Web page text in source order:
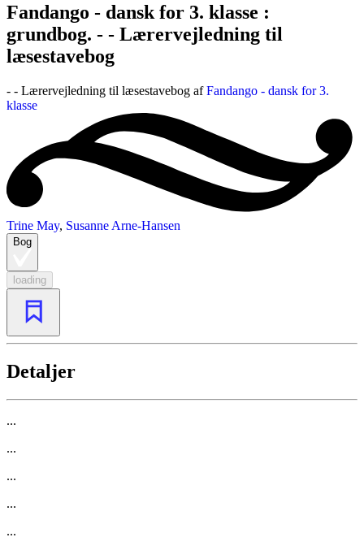
Fandango - dansk for 3. klasse :
grundbog. - - Lærervejledning til
læsestavebog
- - Lærervejledning til læsestavebog afFandango - dansk for 3.
klasse
Trine May, Susanne Arne-Hansen
Bog
loading
Detaljer
...
...
...
...
...